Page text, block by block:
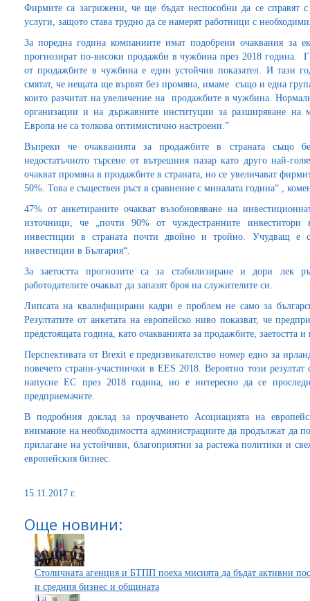
Фирмите са загрижени, че ще бъдат неспособни да се справят
услуги, защото става трудно да се намерят работници с
За поредна година компаниите имат подобрени очаквания за
прогнозират по-високи продажби в чужбина през 2018 година.
от продажбите в чужбина е един устойчив показател. И тази
смятат, че нещата ще вървят без промяна, имаме също и една
които разчитат на увеличение на продажбите в чужбина.
организации и на държавните институции за разширяване на
Европа не са толкова оптимистично настроени.”
Въпреки че очакванията за продажбите в страната също
недостатъчното търсене от вътрешния пазар като друго най-
очакват промяна в продажбите в страната, но се увеличават
50%. Това е съществен ръст в сравнение с миналата година“ ,
47% от анкетираните очакват възобновяване на
източници, че „почти 90% от чуждестранните инвеститори
инвестиции в страната почти двойно и тройно. Учудващ е
инвестиции в България“.
За заетостта прогнозите са за стабилизиране и дори лек
работодателите очакват да запазят броя на служителите си.
Липсата на квалифицирани кадри е проблем не само за
Резултатите от анкетата на европейско ниво показват, че
предстоящата година, като очакванията за продажбите, заетостта
Перспективата от Brexit е предизвикателство номер едно за
повечето страни-участнички в ЕЕS 2018. Вероятно този
напусне ЕС през 2018 година, но е интересно да се
предприемачите.
В подробния доклад за проучването Асоциацията на
внимание на необходимостта администрациите да продължат да
прилагане на устойчиви, благоприятни за растежа политики и
европейския бизнес.
15.11.2017 г.
Още новини:
Столичната агенция и БТПП поеха мисията да бъдат активни
и средния бизнес и общината